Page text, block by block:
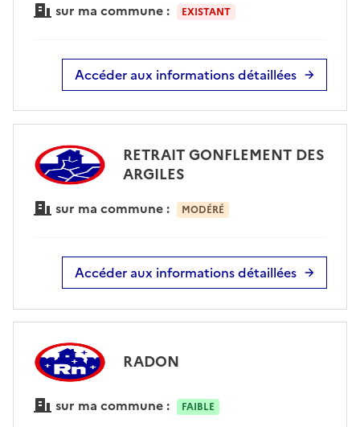
sur ma commune : EXISTANT
Accéder aux informations détaillées
RETRAIT GONFLEMENT DES
ARGILES
sur ma commune : MODÉRÉ
Accéder aux informations détaillées
RADON
sur ma commune : FAIBLE